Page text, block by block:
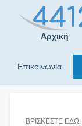
Αρχική
Επικοινωνία
ΒΡΙΣΚΕΣΤΕ ΕΔΩ: